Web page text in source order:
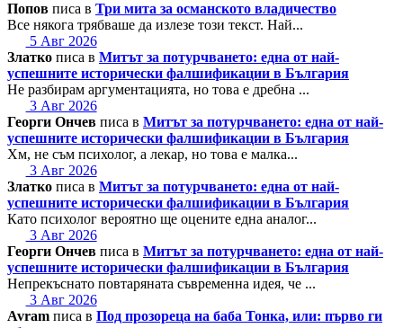
Попов писа в Три мита за османското владичество
Все някога трябваше да излезе този текст. Най...
5 Авг 2026
Златко писа в Митът за потурчването: една от най-
успешните исторически фалшификации в България
Не разбирам аргументацията, но това е дребна ...
3 Авг 2026
Георги Ончев писа в Митът за потурчването: една от най-
успешните исторически фалшификации в България
Хм, не съм психолог, а лекар, но това е малка...
3 Авг 2026
Златко писа в Митът за потурчването: една от най-
успешните исторически фалшификации в България
Като психолог вероятно ще оцените една аналог...
3 Авг 2026
Георги Ончев писа в Митът за потурчването: една от най-
успешните исторически фалшификации в България
Непрекъснато повтаряната съвременна идея, че ...
3 Авг 2026
Avram писа в Под прозореца на баба Тонка, или: първо ги